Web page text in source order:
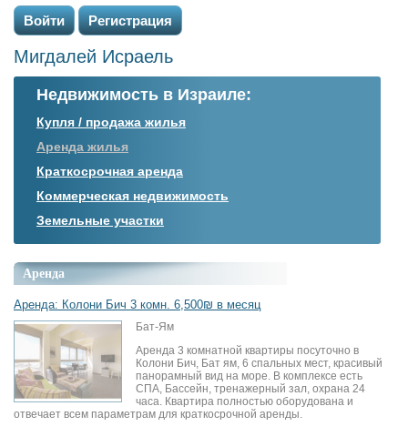
Войти Регистрация
Мигдалей Исраель
Недвижимость в Израиле:
Купля / продажа жилья
Аренда жилья
Краткосрочная аренда
Коммерческая недвижимость
Земельные участки
Аренда
Аренда: Колони Бич 3 комн. 6,500₪ в месяц
Бат-Ям
Аренда 3 комнатной квартиры посуточно в
Колони Бич, Бат ям, 6 спальных мест, красивый
панорамный вид на море. В комплексе есть
СПА, Бассейн, тренажерный зал, охрана 24
часа. Квартира полностью оборудована и
отвечает всем параметрам для краткосрочной аренды.